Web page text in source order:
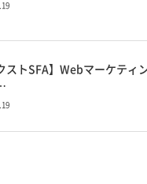
ストSFA】Webマーケティ